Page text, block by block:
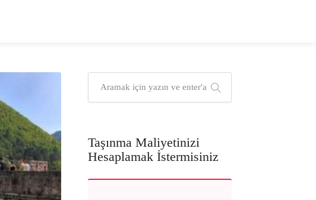
Taşınma Maliyetinizi
Hesaplamak İstermisiniz